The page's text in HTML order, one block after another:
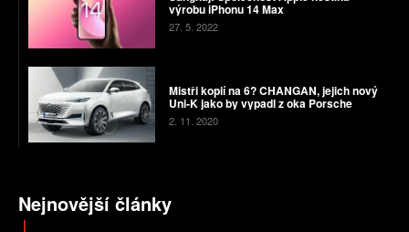
výrobu iPhonu 14 Max
27. 5. 2022
Mistři kopií na 6? CHANGAN, jejich nový
Uni-K jako by vypadl z oka Porsche
2. 11. 2020
Nejnovější články